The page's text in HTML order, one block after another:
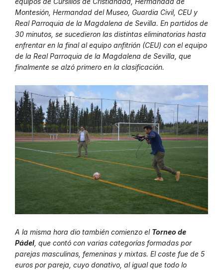
Montesión, Hermandad del Museo, Guardia Civil, CEU y
Real Parroquia de la Magdalena de Sevilla. En partidos de
30 minutos, se sucedieron las distintas eliminatorias hasta
enfrentar en la final al equipo anfitrión (CEU) con el equipo
de la Real Parroquia de la Magdalena de Sevilla, que
finalmente se alzó primero en la clasificación.
A la misma hora dio también comienzo el Torneo de
Pádel , que contó con varias categorías formadas por
parejas masculinas, femeninas y mixtas. El coste fue de 5
euros por pareja, cuyo donativo, al igual que todo lo